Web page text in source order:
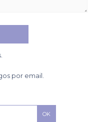
por email.
OK